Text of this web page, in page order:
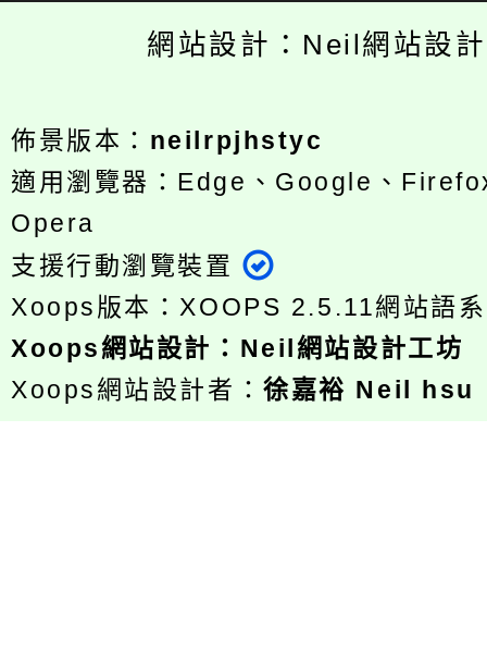
網站設計：Neil網站設
佈景版本： neilrpjhstyc
適用瀏覽器：Edge、Google、
Opera
支援行動瀏覽裝置
Xoops版本： XOOPS 2.5.11網站語
Xoops網站設計 ： Neil網站設計工坊
Xoops網站設計者：徐嘉裕 Neil hsu